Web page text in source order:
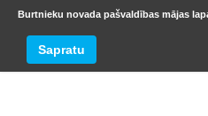
BURTNIEKU
Burtnieku novada pašvaldības mājas
Sapratu